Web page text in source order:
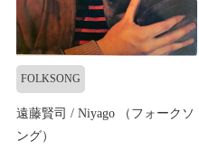
FOLKSONG
遠藤賢司 / Niyago （フォークソ
ング）